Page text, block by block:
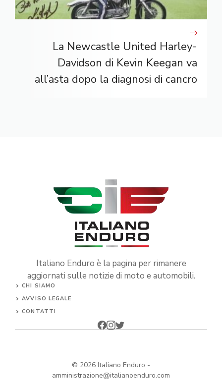
La Newcastle United Harley-
Davidson di Kevin Keegan va
all’asta dopo la diagnosi di cancro
Italiano Enduro è la pagina per rimanere
aggiornati sulle notizie di moto e automobili.
CHI SIAMO
AVVISO LEGALE
CONTATTI
© 2026 Italiano Enduro -
amministrazione@italianoenduro.com